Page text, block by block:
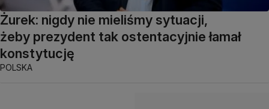
Żurek: nigdy nie mieliśmy sytuacji,
żeby prezydent tak ostentacyjnie łamał
konstytucję
POLSKA